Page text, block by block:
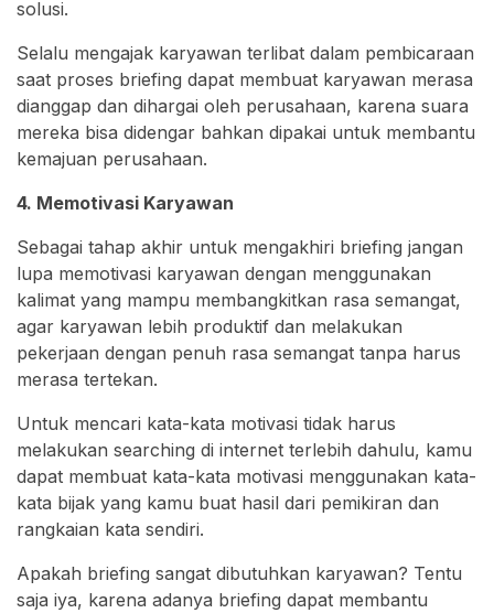
solusi.
Selalu mengajak karyawan terlibat dalam pembicaraan
saat proses briefing dapat membuat karyawan merasa
dianggap dan dihargai oleh perusahaan, karena suara
mereka bisa didengar bahkan dipakai untuk membantu
kemajuan perusahaan.
4. Memotivasi Karyawan
Sebagai tahap akhir untuk mengakhiri briefing jangan
lupa memotivasi karyawan dengan menggunakan
kalimat yang mampu membangkitkan rasa semangat,
agar karyawan lebih produktif dan melakukan
pekerjaan dengan penuh rasa semangat tanpa harus
merasa tertekan.
Untuk mencari kata-kata motivasi tidak harus
melakukan searching di internet terlebih dahulu, kamu
dapat membuat kata-kata motivasi menggunakan kata-
kata bijak yang kamu buat hasil dari pemikiran dan
rangkaian kata sendiri.
Apakah briefing sangat dibutuhkan karyawan? Tentu
saja iya, karena adanya briefing dapat membantu